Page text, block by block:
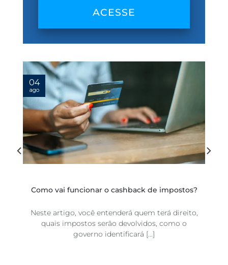
ACESSE
Como vai funcionar o cashback de impostos?
Neste artigo, você entenderá quem terá direito,
quais impostos serão devolvidos, como o
governo identificará [...]
04
ago